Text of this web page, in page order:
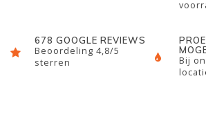
678 GOOGLE REVIEWS
Beoordeling 4,8/5
sterren
Bij